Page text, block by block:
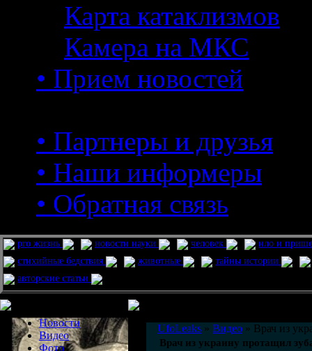
Карта катаклизмов
Камера на МКС
• Прием новостей
• Партнеры и друзья
• Наши информеры
• Обратная связь
pro жизнь новости науки человек
нло и
стихийные бедствия
животные
тайны истории
авторские статьи
Новости
Видео
Фото
UfoLeaks » Видео » Врач из
Врач из украину протащил